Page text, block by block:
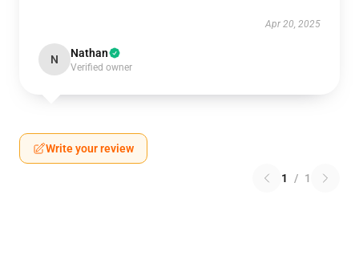
Apr 20, 2025
N Nathan
Verified owner
Write your review
1 / 1